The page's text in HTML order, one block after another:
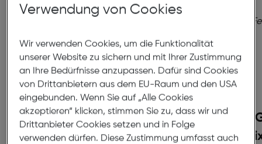
Garmin Lily 2 Band 14mm
Nylon Kaffee, Teile
Verwendung von Cookies
Wir verwenden Cookies, um die Funktionalität
unserer Website zu sichern und mit Ihrer Zustimmung
an Ihre Bedürfnisse anzupassen. Dafür sind Cookies
von Drittanbietern aus dem EU-Raum und den USA
eingebunden. Wenn Sie auf „Alle Cookies
akzeptieren“ klicken, stimmen Sie zu, dass wir und
Drittanbieter Cookies setzen und in Folge
verwenden dürfen. Diese Zustimmung umfasst auch